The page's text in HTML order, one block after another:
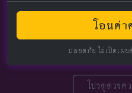
โอนค่า
ปลอดภัย ไม่เปิดเผย
โปรดูดวงค